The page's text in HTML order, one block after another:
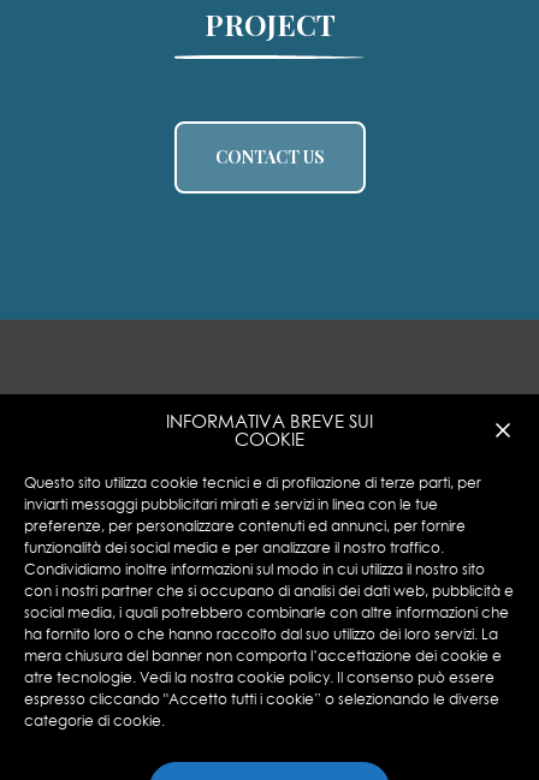
INFORMATIVA BREVE SUI
COOKIE
Questo sito utilizza cookie tecnici e di profilazione di terze parti, per
inviarti messaggi pubblicitari mirati e servizi in linea con le tue
preferenze, per personalizzare contenuti ed annunci, per fornire
funzionalità dei social media e per analizzare il nostro traffico.
Condividiamo inoltre informazioni sul modo in cui utilizza il nostro sito
con i nostri partner che si occupano di analisi dei dati web, pubblicità e
social media, i quali potrebbero combinarle con altre informazioni che
ha fornito loro o che hanno raccolto dal suo utilizzo dei loro servizi. La
mera chiusura del banner non comporta l’accettazione dei cookie e
atre tecnologie. Vedi la nostra cookie policy. Il consenso può essere
espresso cliccando "Accetto tutti i cookie” o selezionando le diverse
categorie di cookie.
PROJECT
CONTACT US
Encotech © Copyright 2023 ENCOTECH SA. All
Rights Reserved.
N°IVA: CHE 115.049.369-IVA
Privacy Policy|Cookies Policy